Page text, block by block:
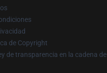
de Copyright
de transparencia en la cadena de